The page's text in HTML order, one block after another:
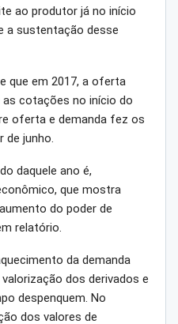
ao produtor já no início
a sustentação desse
que em 2017, a oferta
as cotações no início do
oferta e demanda fez os
de junho.
daquele ano é,
que mostra
do poder de
relatório.
da demanda
dos derivados e
despenquem. No
dos valores de